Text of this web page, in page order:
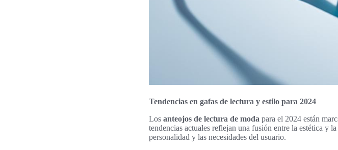
Tendencias en gafas de lectura y estilo para 2024
Los anteojos de lectura de moda para el 2024 están
tendencias actuales reflejan una fusión entre la estética y
personalidad y las necesidades del usuario.